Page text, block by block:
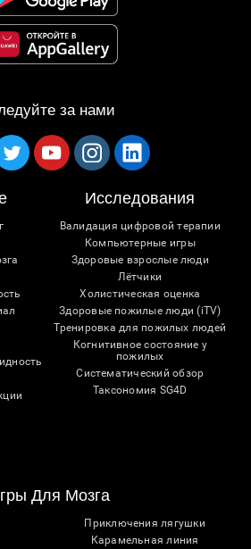
за нами
Исследования
Валидация цифровой терапии
Компьютерные игры
Здоровые взрослые люди
Лётчики
Холистическая оценка
Здоровые пожилые люди (iTV)
Тренировка для пожилых людей
Когнитивное состояние у
пожилых
Систематический обзор
Таксономия SG4D
Для Мозга
Приключения лягушки
Карамельная линия